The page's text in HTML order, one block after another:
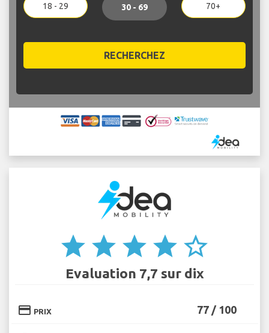
18 - 29 30 - 69 70+
RECHERCHEZ
star star star star star_border
Evaluation 7,7 sur dix
credit_card PRIX 77 / 100